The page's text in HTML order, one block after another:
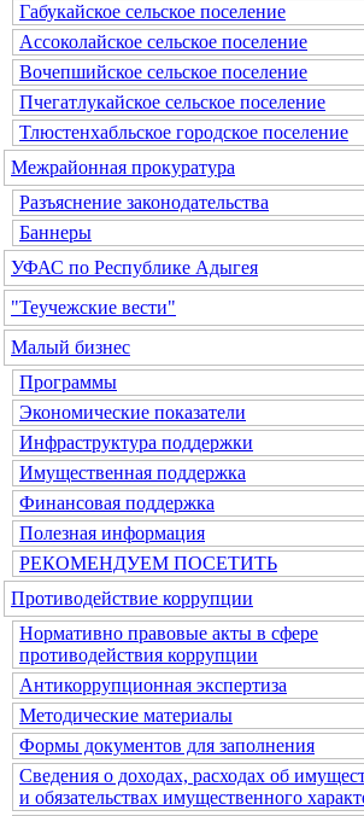
Габукайское сельское поселение
Ассоколайское сельское поселение
Вочепшийское сельское поселение
Пчегатлукайское сельское поселение
Тлюстенхабльское городское поселение
Межрайонная прокуратура
Разъяснение законодательства
Баннеры
УФАС по Республике Адыгея
"Теучежские вести"
Малый бизнес
Программы
Экономические показатели
Инфраструктура поддержки
Имущественная поддержка
Финансовая поддержка
Полезная информация
РЕКОМЕНДУЕМ ПОСЕТИТЬ
Противодействие коррупции
Нормативно правовые акты в сфере
противодействия коррупции
Антикоррупционная экспертиза
Методические материалы
Формы документов для заполнения
Сведения о доходах, расходах об
и обязательствах имущественного